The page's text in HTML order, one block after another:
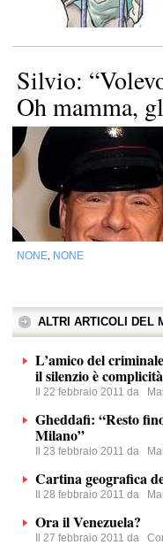
Silvio:
Oh mamma,
NONE NONE
ALTRI ARTICOLI DEL
L’amico del
il silenzio è complicità
Il 22 febbraio 2011 da
Gheddafi: “Resto
Milano”
Il 23 febbraio 2011 da
Cartina geografica
Il 28 febbraio 2011 da
Ora il Venezuela?
Il 27 febbraio 2011 da